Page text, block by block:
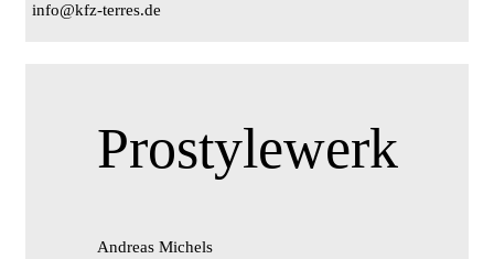
info@kfz-terres.de
Prostylewerk
Andreas Michels